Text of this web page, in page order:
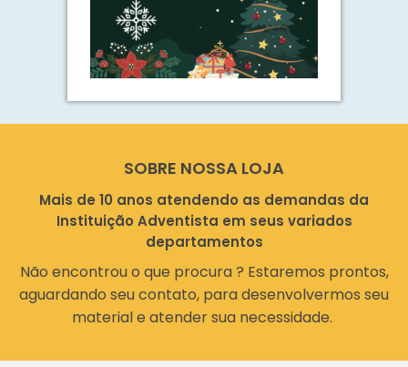
SOBRE NOSSA LOJA
Mais de 10 anos atendendo as demandas da
Instituição Adventista em seus variados
departamentos
Não encontrou o que procura ? Estaremos prontos,
aguardando seu contato, para desenvolvermos seu
material e atender sua necessidade.